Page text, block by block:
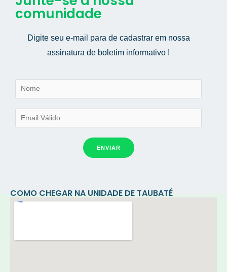
comunidade
Digite seu e-mail para de cadastrar em nossa
assinatura de boletim informativo !
ENVIAR
COMO CHEGAR NA UNIDADE DE TAUBATÉ